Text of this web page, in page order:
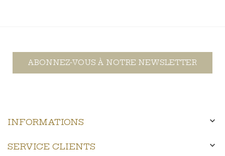
ABONNEZ-VOUS À NOTRE NEWSLETTER
INFORMATIONS 
SERVICE CLIENTS 